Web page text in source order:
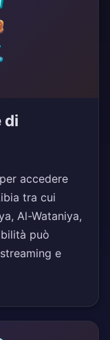
di
accedere
tra cui
Al-Wataniya,
può
e